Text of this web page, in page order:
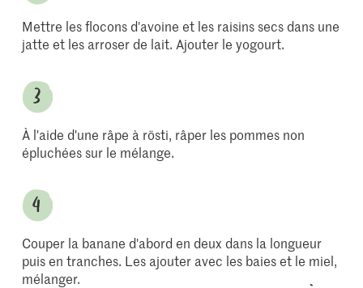
Mettre les flocons d'avoine et les raisins secs dans une
jatte et les arroser de lait. Ajouter le yogourt.
À l'aide d'une râpe à rösti, râper les pommes non
épluchées sur le mélange.
Couper la banane d'abord en deux dans la longueur
puis en tranches. Les ajouter avec les baies et le miel,
mélanger.